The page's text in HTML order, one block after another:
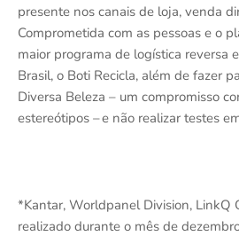
presente nos canais de loja, venda
Comprometida com as pessoas e o
maior programa de logística reversa
Brasil, o Boti Recicla, além de fazer
Diversa Beleza – um compromisso
estereótipos – e não realizar testes
*Kantar, Worldpanel Division, LinkQ
realizado durante o mês de